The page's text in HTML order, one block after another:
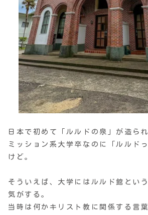
日本で初めて「ルルドの泉」が造ら
ミッション系大学卒なのに「ルルド
けど。
そういえば、大学にはルルド館とい
気がする。
当時は何かキリスト教に関係する言